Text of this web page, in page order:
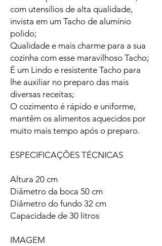
com utensílios de alta qualidade,
invista em um Tacho de alumínio
polido;
Qualidade e mais charme para a sua
cozinha com esse maravilhoso Tacho;
É um Lindo e resistente Tacho para
lhe auxiliar no preparo das mais
diversas receitas;
O cozimento é rápido e uniforme,
mantêm os alimentos aquecidos por
muito mais tempo após o preparo.
ESPECIFICAÇÕES TÉCNICAS
Altura 20 cm
Diâmetro da boca 50 cm
Diâmetro do fundo 32 cm
Capacidade de 30 litros
IMAGEM